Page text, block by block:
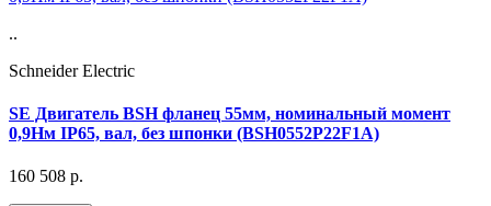
..
Schneider Electric
SE Двигатель BSH фланец 55мм, номинальный момент
0,9Нм IP65, вал, без шпонки (BSH0552P22F1A)
160 508 р.